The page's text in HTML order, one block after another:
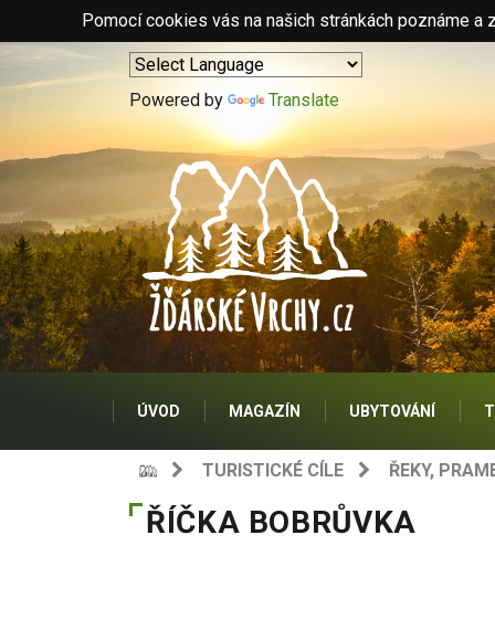
Pomocí cookies vás na našich stránkách poznáme
Powered by Translate
ÚVOD MAGAZÍN UBYTOVÁNÍ
TURISTICKÉ CÍLE ŘEKY,
ŘÍČKA BOBRŮVKA